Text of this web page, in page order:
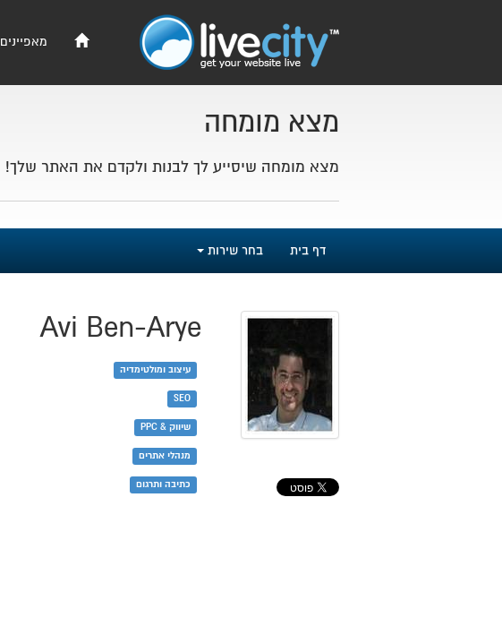
מאפיינים
מצא מומחה
מצא מומחה שיסייע לך לבנות ולקדם את האתר שלך!
דף בית בחר שירות
Avi Ben-Arye
עיצוב ומולטימדיה
SEO
שיווק & PPC
מנהלי אתרים
כתיבה ותרגום